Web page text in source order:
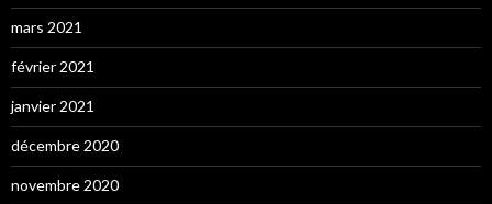
mars 2021
février 2021
janvier 2021
décembre 2020
novembre 2020